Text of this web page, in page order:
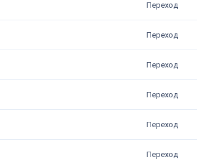
Переход
Переход
Переход
Переход
Переход
Переход